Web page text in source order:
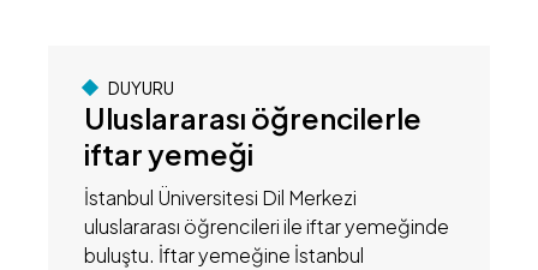
DUYURU
Uluslararası öğrencilerle
iftar yemeği
İstanbul Üniversitesi Dil Merkezi
uluslararası öğrencileri ile iftar yemeğinde
buluştu. İftar yemeğine İstanbul